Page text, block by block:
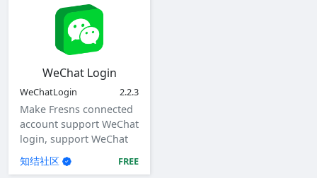
WeChat Login
WeChatLogin 2.2.3
Make Fresns connected
account support WeChat
login, support WeChat
login for website, mini
program, iOS app,
知结社区 FREE